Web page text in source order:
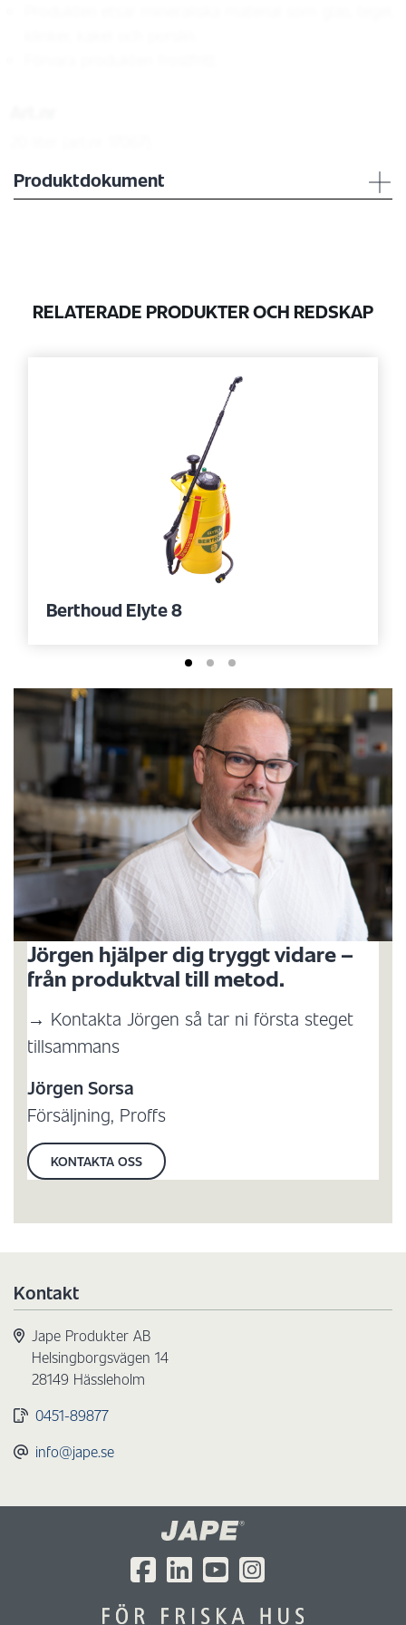
Produktdokument
RELATERADE PRODUKTER OCH REDSKAP
Berthoud Elyte 8
Jörgen hjälper dig tryggt vidare –
från produktval till metod.
→ Kontakta Jörgen så tar ni första steget
tillsammans
Jörgen Sorsa
Försäljning, Proffs
KONTAKTA OSS
Kontakt
Jape Produkter AB
Helsingborgsvägen 14
28149 Hässleholm
0451-89877
info@jape.se